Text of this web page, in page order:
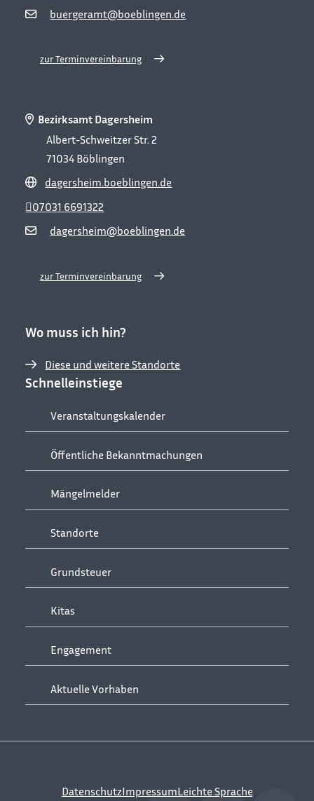
buergeramt@boeblingen.de
zur Terminvereinbarung
Bezirksamt Dagersheim
Albert-Schweitzer Str. 2
71034 Böblingen
dagersheim.boeblingen.de
dagersheim@boeblingen.de
07031 6691322
zur Terminvereinbarung
Wo muss ich hin?
Diese und weitere Standorte
Schnelleinstiege
Veranstaltungskalender
Öffentliche Bekanntmachungen
Mängelmelder
Standorte
Grundsteuer
Kitas
Engagement
Aktuelle Vorhaben
DatenschutzImpressumLeichte Sprache